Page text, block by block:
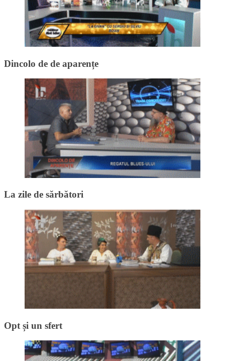
Dincolo de de aparențe
La zile de sărbători
Opt și un sfert